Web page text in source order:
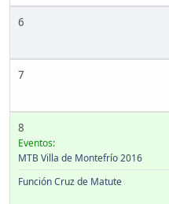
6
7
8
Eventos:
MTB Villa de Montefrío 2016
Función Cruz de Matute